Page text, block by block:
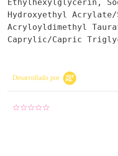
Ethylhexylglycerin,
Hydroxyethyl Acrylate/
Acryloyldimethyl
Caprylic/Capric
Desarrollado por